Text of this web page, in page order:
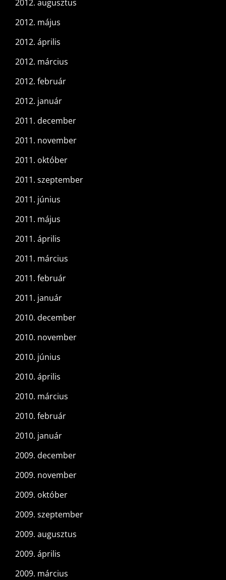
2012. augusztus
2012. május
2012. április
2012. március
2012. február
2012. január
2011. december
2011. november
2011. október
2011. szeptember
2011. június
2011. május
2011. április
2011. március
2011. február
2011. január
2010. december
2010. november
2010. június
2010. április
2010. március
2010. február
2010. január
2009. december
2009. november
2009. október
2009. szeptember
2009. augusztus
2009. április
2009. március